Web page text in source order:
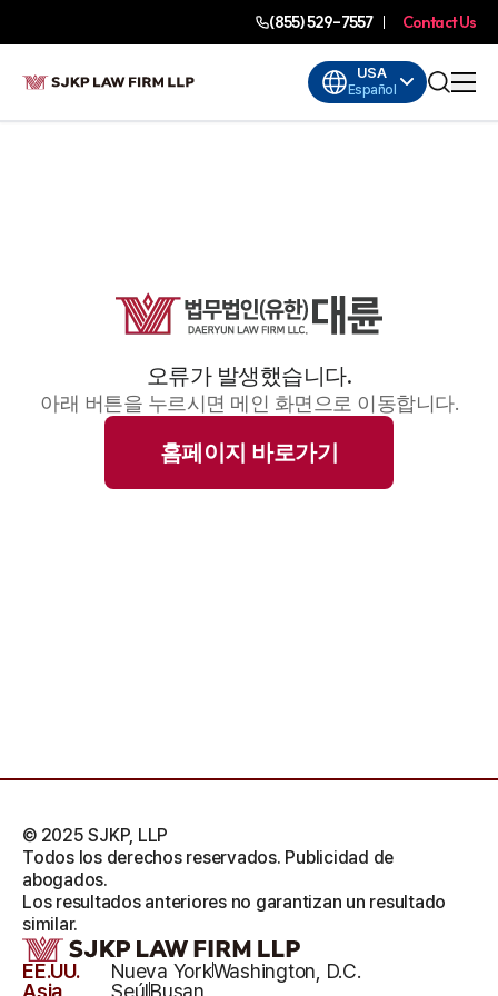
(855) 529-7557 Contact Us
USA
Español
오류가 발생했습니다.
아래 버튼을 누르시면 메인 화면으로 이동합니다.
홈페이지 바로가기
EE.UU. Nueva YorkWashington, D.C.
© 2025 SJKP, LLP
Todos los derechos reservados. Publicidad de
abogados.
Los resultados anteriores no garantizan un resultado
similar.